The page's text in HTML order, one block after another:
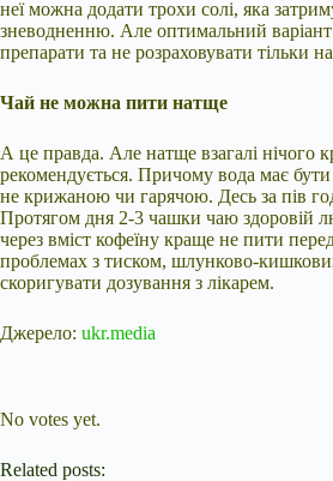
неї можна додати трохи солі, яка
зневодненню. Але оптимальний
препарати та не розраховувати тільки на
Чай не можна пити натще
А це правда. Але натще взагалі нічого
рекомендується. Причому вода має
не крижаною чи гарячою. Десь за пів
Протягом дня 2-3 чашки чаю здоровій
через вміст кофеїну краще не пити
проблемах з тиском, шлунково-
скоригувати дозування з лікарем.
Джерело: ukr.media
No votes yet.
Related posts: